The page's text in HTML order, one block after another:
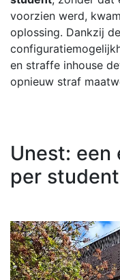
voorzien werd,
oplossing. Dankzij
en straffe inhouse
opnieuw straf
Unest:
per student